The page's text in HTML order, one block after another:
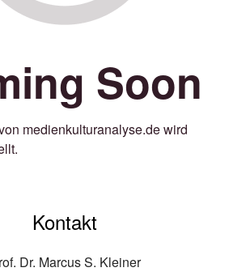
Soon
medienkulturanalyse.de wird
Kontakt
Dr. Marcus S. Kleiner